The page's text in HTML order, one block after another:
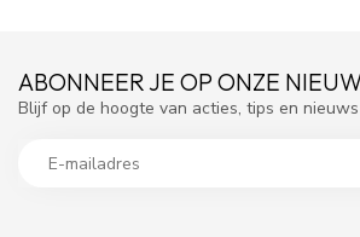
ABONNEER JE OP ONZE
Blijf op de hoogte van acties, tips en nieuws